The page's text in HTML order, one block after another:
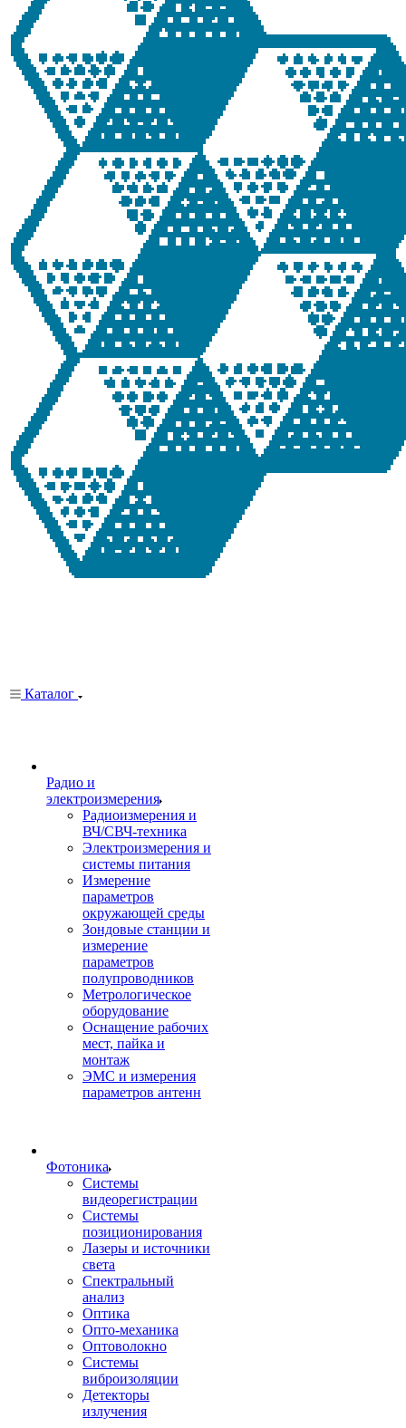
Каталог
Радио и
электроизмерения
Радиоизмерения и
ВЧ/СВЧ-техника
Электроизмерения и
системы питания
Измерение
параметров
окружающей среды
Зондовые станции и
измерение
параметров
полупроводников
Метрологическое
оборудование
Оснащение рабочих
мест, пайка и
монтаж
ЭМС и измерения
параметров антенн
Фотоника
Cистемы
видеорегистрации
Системы
позиционирования
Лазеры и источники
света
Спектральный
анализ
Оптика
Опто-механика
Оптоволокно
Системы
виброизоляции
Детекторы
излучения